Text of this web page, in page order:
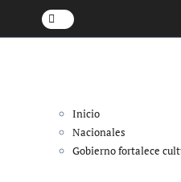
Inicio
Nacionales
Gobierno fortalece